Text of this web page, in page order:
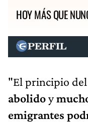
HOY MÁS QUE
"El principio del
abolidoy
emigrantes